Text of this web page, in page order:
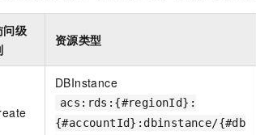
问级
资源类型
DBInstance
acs:rds:{#regionId}:
{#accountId}:dbinstance/{#db